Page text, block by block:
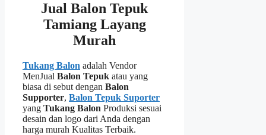
Jual Balon Tepuk
Tamiang Layang
Murah
Tukang Balon adalah Vendor
MenJual Balon Tepuk atau yang
biasa di sebut dengan Balon
Supporter, Balon Tepuk Suporter
yang Tukang Balon Produksi sesuai
desain dan logo dari Anda dengan
harga murah Kualitas Terbaik.